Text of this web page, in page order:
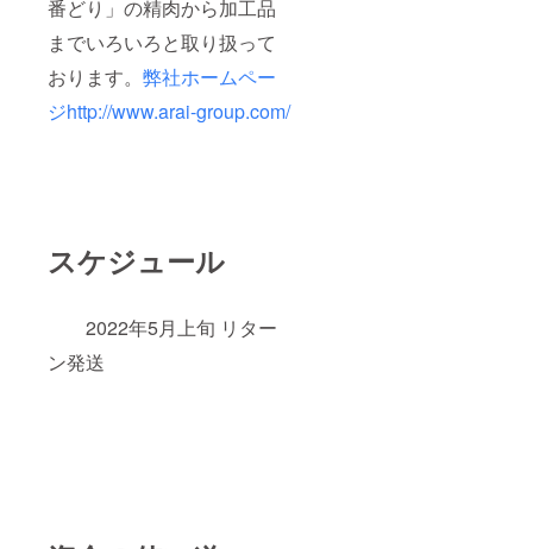
番どり」の精肉から加工品
までいろいろと取り扱って
おります。 弊社ホームペー
ジhttp://www.arai-group.com/
スケジュール
2022年5月上旬 リター
ン発送